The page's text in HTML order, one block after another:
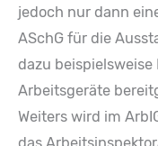
jedoch nur dann
ASchG für die
dazu
Arbeitsgeräte
Weiters wird im